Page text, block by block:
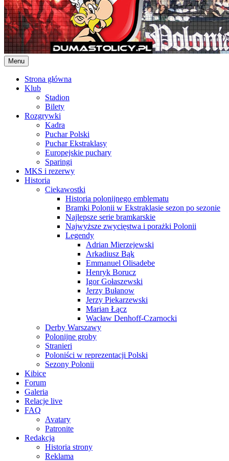
Menu
Strona główna
Klub
Stadion
Bilety
Rozgrywki
Kadra
Puchar Polski
Puchar Ekstraklasy
Europejskie puchary
Sparingi
MKS i rezerwy
Historia
Ciekawostki
Historia polonijnego emblematu
Bramki Polonii w Ekstraklasie sezon po sezonie
Najlepsze serie bramkarskie
Najwyższe zwycięstwa i porażki Polonii
Legendy
Adrian Mierzejewski
Arkadiusz Bąk
Emmanuel Olisadebe
Henryk Borucz
Igor Gołaszewski
Jerzy Bułanow
Jerzy Piekarzewski
Marian Łącz
Wacław Denhoff-Czarnocki
Derby Warszawy
Polonijne groby
Stranieri
Poloniści w reprezentacji Polski
Sezony Polonii
Kibice
Forum
Galeria
Relacje live
FAQ
Avatary
Patronite
Redakcja
Historia strony
Reklama